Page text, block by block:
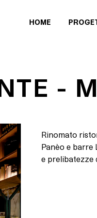
HOME
-
Rinomato
Panèo e barre
e prelibatezze